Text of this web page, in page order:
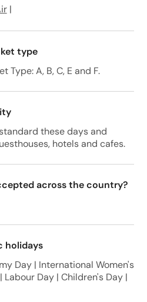
|
type
Type: A, B, C, E and F.
these days and
hotels and cafes.
across the country?
holidays
Day | International Women's
Labour Day | Children's Day |